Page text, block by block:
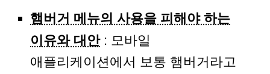
햄버거 메뉴의 사용을 피해야 하는
이유와 대안: 모바일
애플리케이션에서 보통 햄버거라고